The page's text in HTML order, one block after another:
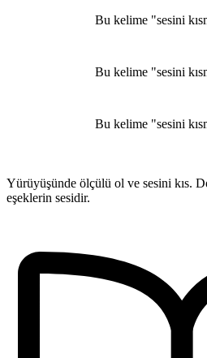
Bu kelime "sesini
Bu kelime "sesini
Bu kelime "sesini
Yürüyüşünde ölçülü ol ve sesini kıs.
eşeklerin sesidir.